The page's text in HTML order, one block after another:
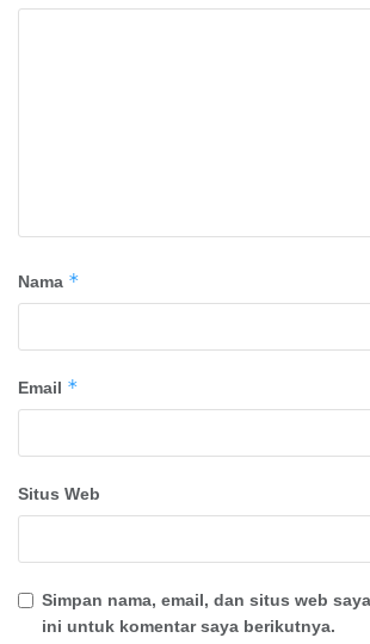
Nama *
Email *
Situs Web
Simpan nama, email, dan situs web
ini untuk komentar saya berikutnya.